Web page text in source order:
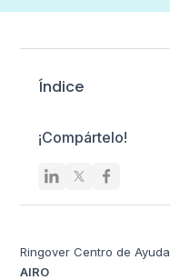
Índice
¡Compártelo!
Ringover Centro de Ayuda
AIRO